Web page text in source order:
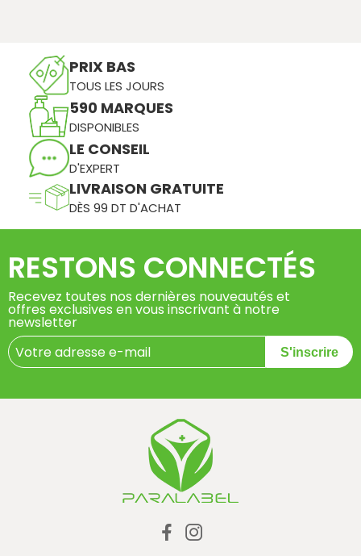
PRIX BAS
TOUS LES JOURS
590 MARQUES
DISPONIBLES
LE CONSEIL
D'EXPERT
LIVRAISON GRATUITE
DÈS 99 DT D'ACHAT
RESTONS CONNECTÉS
Recevez toutes nos dernières nouveautés et
offres exclusives en vous inscrivant à notre
newsletter
S'inscrire